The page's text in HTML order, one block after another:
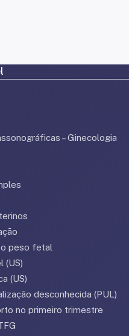
– Ginecologia
o peso fetal
(US)
(US)
desconhecida (PUL)
no primeiro trimestre